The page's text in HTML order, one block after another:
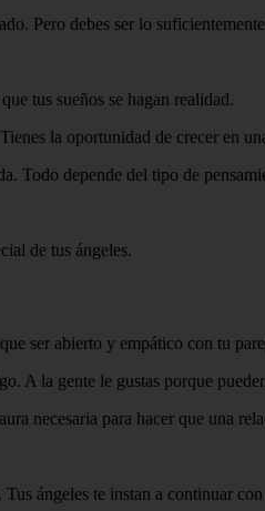
Pero debes ser lo
tus sueños se hagan realidad.
la oportunidad de crecer en
Todo depende del tipo de
de tus ángeles.
ser abierto y empático con tu
A la gente le gustas porque
necesaria para hacer que una
ángeles te instan a continuar